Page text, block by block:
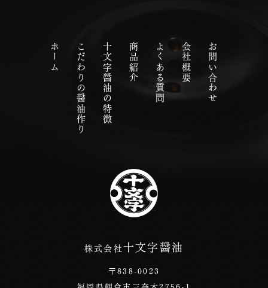
ホーム こだわりの醤油作り 十文字醤油の特徴 商品紹介 よくある質問 会社概要 お問い合わせ
株式会社十文字醤油
〒838-0023